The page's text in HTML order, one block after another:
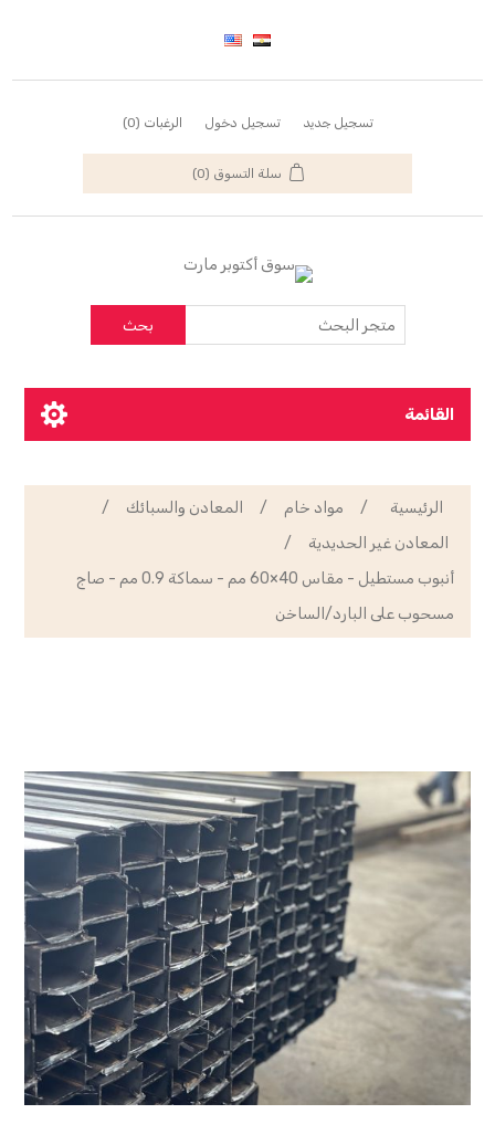
تسجيل جديد تسجيل دخول الرغبات (0)
سلة التسوق (0)
بحث
القائمة
الرئيسية / مواد خام / المعادن والسبائك
/
المعادن غير الحديدية
/
أنبوب مستطيل - مقاس 40×60 مم - سماكة 0.9 مم - صاج
مسحوب على البارد/الساخن